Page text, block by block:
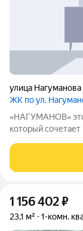
улица Нагуманова
ЖК по ул.
«НАГУМАНОВ» это клубный дом небольшой этажности,
который
монолитнокирпичной
красного
1 156 402₽
23,1 м² 1-комн.